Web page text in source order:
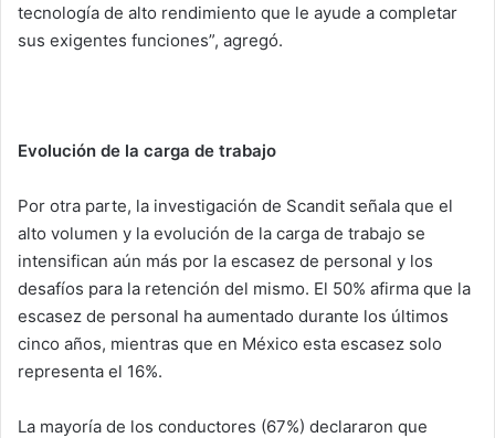
tecnología de alto rendimiento que le ayude a completar
sus exigentes funciones”, agregó.
Evolución de la carga de trabajo
Por otra parte, la investigación de Scandit señala que el
alto volumen y la evolución de la carga de trabajo se
intensifican aún más por la escasez de personal y los
desafíos para la retención del mismo. El 50% afirma que la
escasez de personal ha aumentado durante los últimos
cinco años, mientras que en México esta escasez solo
representa el 16%.
La mayoría de los conductores (67%) declararon que